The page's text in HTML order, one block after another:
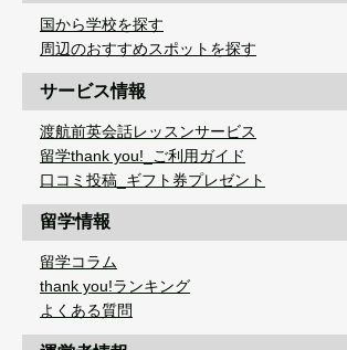
国から学校を探す
周辺のおすすめスポットを探す
サービス情報
渡航前英会話レッスンサービス
留学thank you!_ご利用ガイド
口コミ投稿_ギフト券プレゼント
留学情報
留学コラム
thank you!ランキング
よくある質問